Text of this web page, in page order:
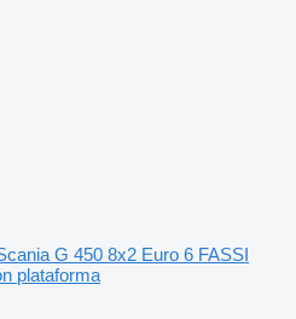
G 450 8x2 Euro 6 FASSI
plataforma